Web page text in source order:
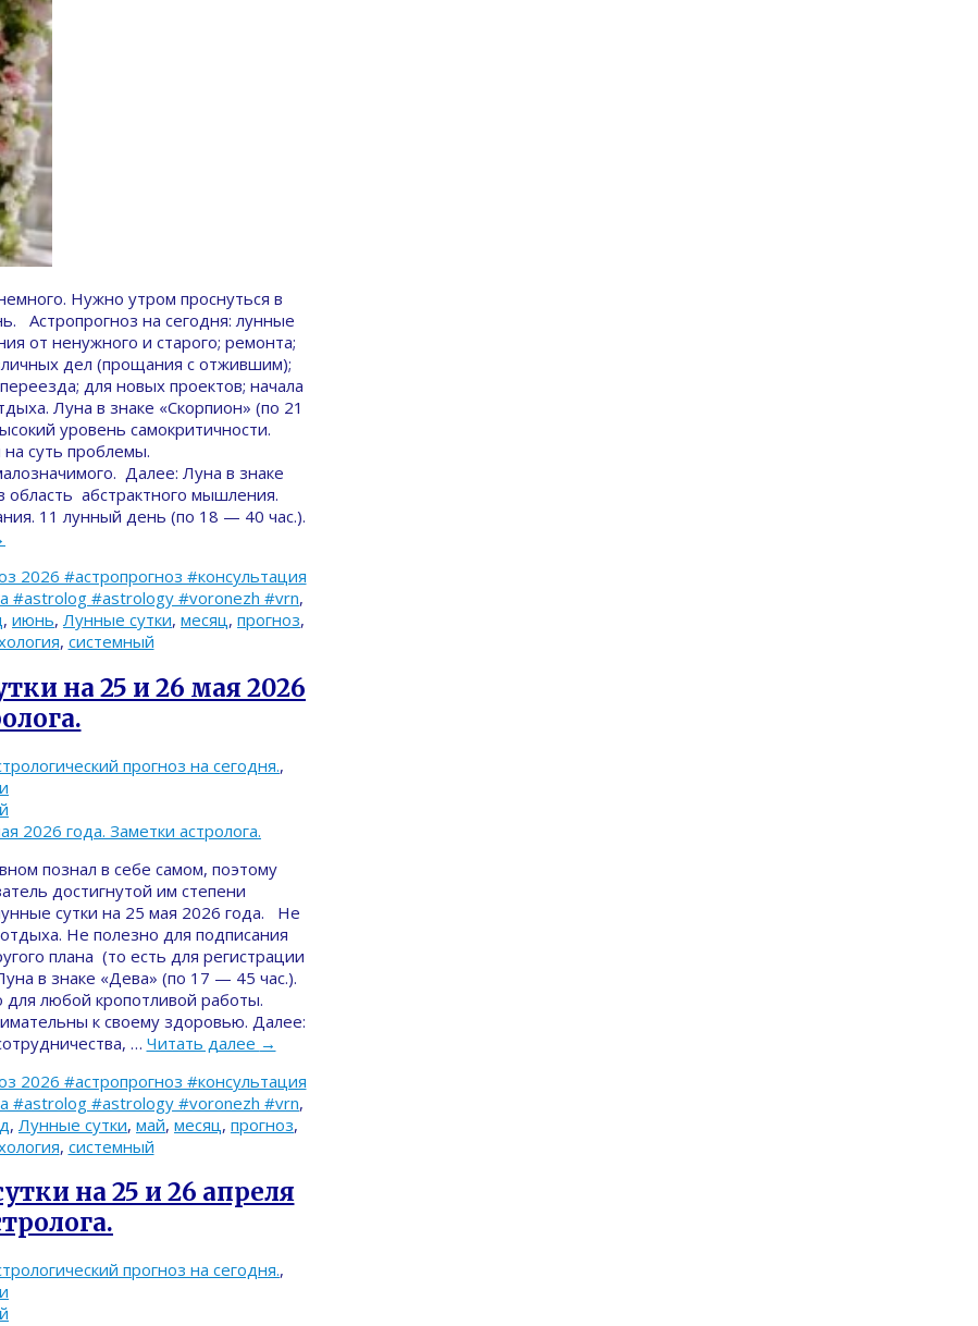
Нужно утром проснуться в
Астропрогноз на сегодня: лунные
от ненужного и старого; ремонта;
дел (прощания с отжившим);
для новых проектов; начала
Луна в знаке «Скорпион» (по 21
уровень самокритичности.
суть проблемы.
Далее: Луна в знаке
область абстрактного мышления.
11 лунный день (по 18 — 40 час.).
2026 #астропрогноз #консультация
#astrolog #astrology #voronezh #vrn,
, июнь, Лунные сутки, месяц, прогноз,
, системный
на 25 и 26 мая 2026
прогноз на сегодня.,
познал в себе самом, поэтому
достигнутой им степени
сутки на 25 мая 2026 года. Не
Не полезно для подписания
плана (то есть для регистрации
в знаке «Дева» (по 17 — 45 час.).
любой кропотливой работы.
к своему здоровью. Далее:
… Читать далее →
2026 #астропрогноз #консультация
#astrolog #astrology #voronezh #vrn,
, Лунные сутки, май, месяц , прогноз,
, системный
на 25 и 26 апреля
прогноз на сегодня.,